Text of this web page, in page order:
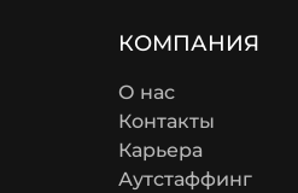
КОМПАНИЯ
О нас
Контакты
Карьера
Аутстаффинг